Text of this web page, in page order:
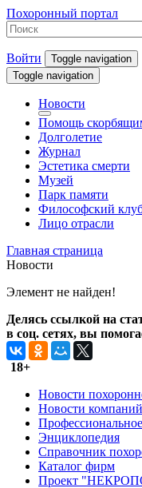
Похоронный портал
Войти
Toggle navigation
Toggle navigation
Новости
Помощь
Долголетие
Журнал
Эстетика смерти
Музей
Парк памяти
Философский
Лицо отрасли
Главная страница
Новости
Элемент не найден!
Делясь ссылкой на
в соц. сетях, вы
18+
Новости
Новости компаний
Энциклопедия
Справочник
Каталог фирм
Проект